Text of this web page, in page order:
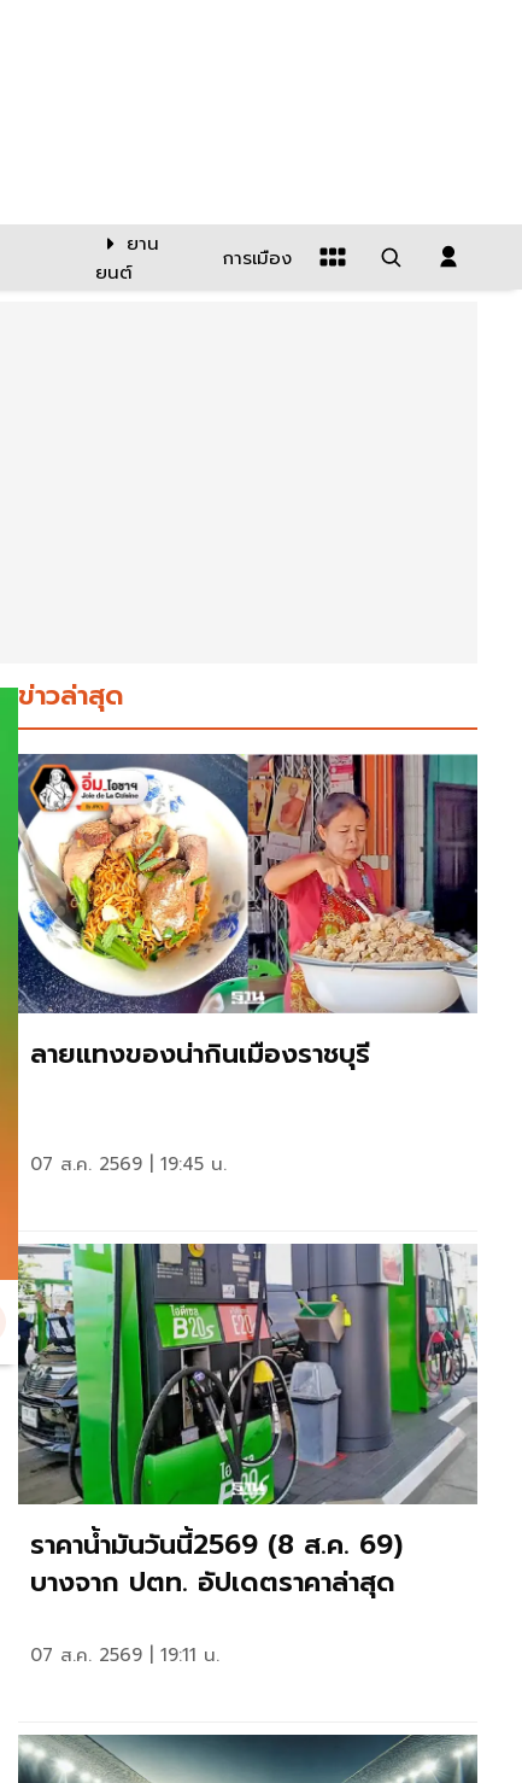
ยาน
ยนต์
การเมือง
ข่าวล่าสุด
ลายแทงของน่ากินเมืองราชบุรี
07 ส.ค. 2569 | 19:45 น.
ราคาน้ำมันวันนี้2569 (8 ส.ค. 69)
บางจาก ปตท. อัปเดตราคาล่าสุด
07 ส.ค. 2569 | 19:11 น.